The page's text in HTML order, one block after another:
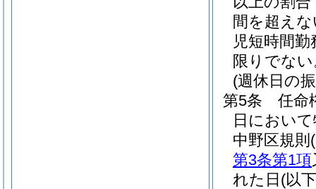
間を超え
児短時間
限りでな
(週休日の
第5条
任命
日におい
中野区規則
第3条第1項
れた日 (以